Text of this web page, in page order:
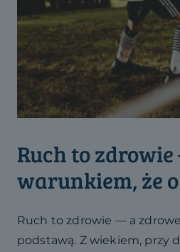
Ruch to
warunkiem, że
Ruch to zdrowie — a
podstawą. Z wiekiem, przy